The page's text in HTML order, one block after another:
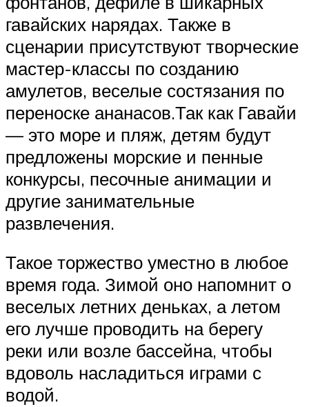
гавайских нарядах. Также в
сценарии присутствуют творческие
мастер-классы по созданию
амулетов, веселые состязания по
переноске ананасов.Так как Гавайи
— это море и пляж, детям будут
предложены морские и пенные
конкурсы, песочные анимации и
другие занимательные
развлечения.
Такое торжество уместно в любое
время года. Зимой оно напомнит о
веселых летних деньках, а летом
его лучше проводить на берегу
реки или возле бассейна, чтобы
вдоволь насладиться играми с
водой.